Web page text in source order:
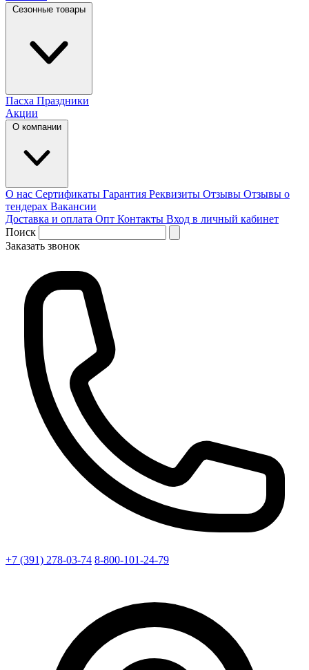
Сезонные товары
Пасха Праздники
Акции
О компании
О нас Сертификаты Гарантия Реквизиты Отзывы Отзывы о
тендерах Вакансии
Доставка и оплата Опт Контакты Вход в личный кабинет
Поиск
Заказать звонок
+7 (391) 278-03-74 8-800-101-24-79